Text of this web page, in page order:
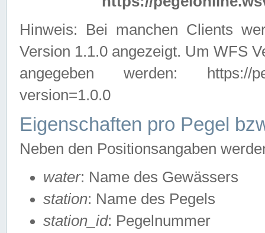
Hinweis: Bei manchen Clients
Version 1.1.0 angezeigt. Um WFS
angegeben werden: https://
version=1.0.0
Eigenschaften pro Pegel
Neben den Positionsangaben
water: Name des Gewässers
station: Name des Pegels
station_id: Pegelnummer